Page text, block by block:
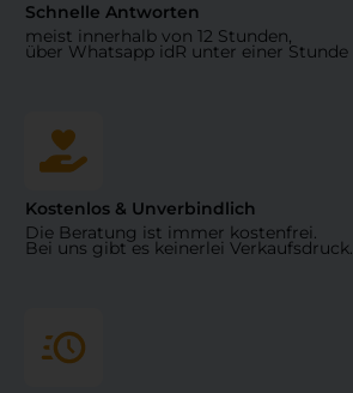
Schnelle Antworten
meist innerhalb von 12 Stunden,
über Whatsapp idR unter einer Stunde
Kostenlos & Unverbindlich
Die Beratung ist immer kostenfrei.
Bei uns gibt es keinerlei Verkaufsdruck.